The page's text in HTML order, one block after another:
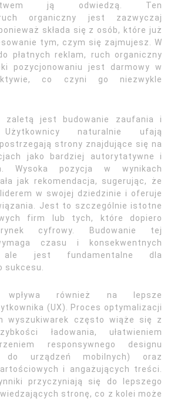
ją odwiedzą. Ten
organiczny jest zazwyczaj
składa się z osób, które już
tym, czym się zajmujesz. W
płatnych reklam, ruch organiczny
pozycjonowaniu jest darmowy w
co czyni go niezwykle
zaletą jest budowanie zaufania i
Użytkownicy naturalnie ufają
strony znajdujące się na
jako bardziej autorytatywne i
Wysoka pozycja w wynikach
jak rekomendacja, sugerując, że
w swojej dziedzinie i oferuje
Jest to szczególnie istotne
firm lub tych, które dopiero
cyfrowy. Budowanie tej
czasu i konsekwentnych
ale jest fundamentalne dla
sukcesu.
wpływa również na lepsze
(UX). Proces optymalizacji
wyszukiwarek często wiąże się z
ładowania, ułatwieniem
responsywnego designu
do urządzeń mobilnych) oraz
i angażujących treści.
przyczyniają się do lepszego
stronę, co z kolei może